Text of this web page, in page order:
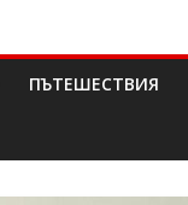
ПЪТЕШЕСТВИЯ